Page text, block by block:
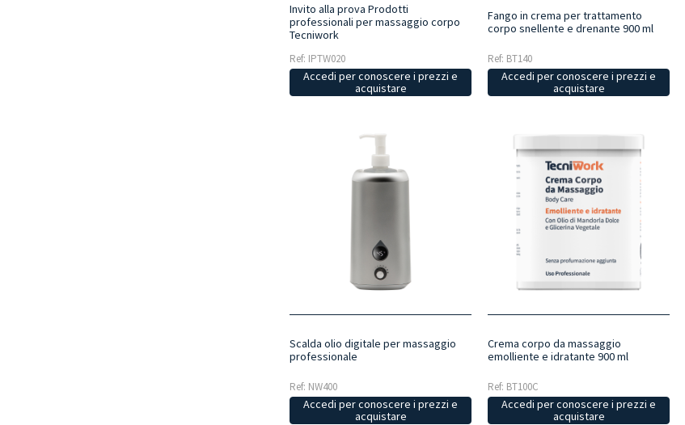
Invito alla prova Prodotti
professionali per massaggio corpo
Tecniwork
Ref: IPTW020
Accedi per conoscere i prezzi e
acquistare
Fango in crema per trattamento
corpo snellente e drenante 900 ml
Ref: BT140
Accedi per conoscere i prezzi e
acquistare
Scalda olio digitale per massaggio
professionale
Ref: NW400
Accedi per conoscere i prezzi e
acquistare
Crema corpo da massaggio
emolliente e idratante 900 ml
Ref: BT100C
Accedi per conoscere i prezzi e
acquistare